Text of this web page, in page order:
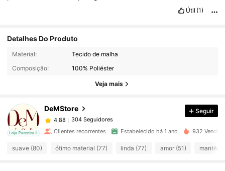
Útil (1)
Detalhes Do Produto
Material:
Tecido de malha
Composição:
100% Poliéster
Veja mais
Loja Parceira Local
DeMStore
304 Seguidores
304 Seguidores
4,88
304 Seguidores
4,88 304 Seguidores
Seguir
Clientes recorrentes Estabelecido há 1 ano 932
suave (80) ótimo material (77) linda (77) amor (51) mantêm